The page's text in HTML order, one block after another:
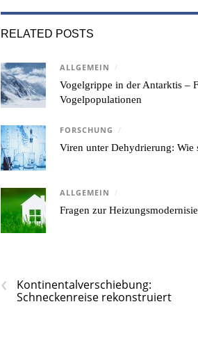
RELATED POSTS
ALLGEMEIN /
Vogelgrippe in der Antarktis –
Vogelpopulationen
FORSCHUNG /
Viren unter Dehydrierung:
ALLGEMEIN /
Fragen zur
‹
Kontinentalverschiebung:
Schneckenreise rekonstruiert